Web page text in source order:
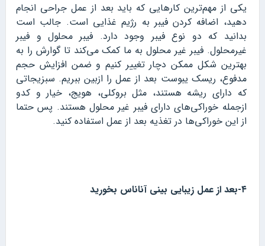
یکی از مهم‌ترین کارهایی که باید بعد از عمل جراحی انجام
دهید، اضافه کردن فیبر به رژیم غذایی است. جالب است
بدانید که دو نوع فیبر وجود دارد. فیبر محلول و فیبر
غیرمحلول. فیبر غیر محلول به ما کمک می‌کند تا گوارش را به
بهترین شکل ممکن دچار تغییر کنیم و ضمن افزایش حجم
مدفوع، ریسک یبوست بعد از عمل را ازبین ببریم. سبزیجاتی
که دارای ریشه هستند، مثل بروکلی، هویج، خیار و کدو
ازجمله خوراکی‌های دارای فیبر غیر محلول هستند. پس حتما
از این خوراکی‌ها در تغذیه بعد از عمل استفاده کنید.
۴-بعد از عمل زیبایی بینی آناناس بخورید